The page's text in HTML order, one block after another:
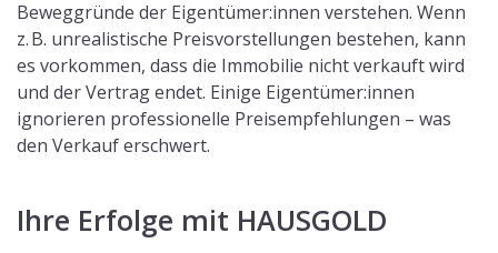
Beweggründe der Eigentümer:innen verstehen. Wenn
z. B. unrealistische Preisvorstellungen bestehen, kann
es vorkommen, dass die Immobilie nicht verkauft wird
und der Vertrag endet. Einige Eigentümer:innen
ignorieren professionelle Preisempfehlungen – was
den Verkauf erschwert.
Ihre Erfolge mit HAUSGOLD